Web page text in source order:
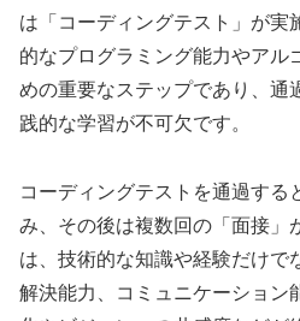
は「コーディングテスト」が実
的なプログラミング能力やアル
めの重要なステップであり、通
践的な学習が不可欠です。
コーディングテストを通過する
み、その後は複数回の「面接」
は、技術的な知識や経験だけで
解決能力、コミュニケーション